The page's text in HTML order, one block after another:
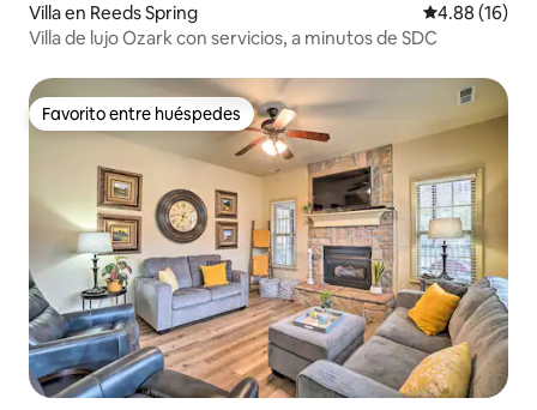
Villa en Reeds Spring Calificación
4.88 (16)
Villa de lujo Ozark con servicios, a minutos de SDC
Favorito entre huéspedes
Favorito entre huéspedes